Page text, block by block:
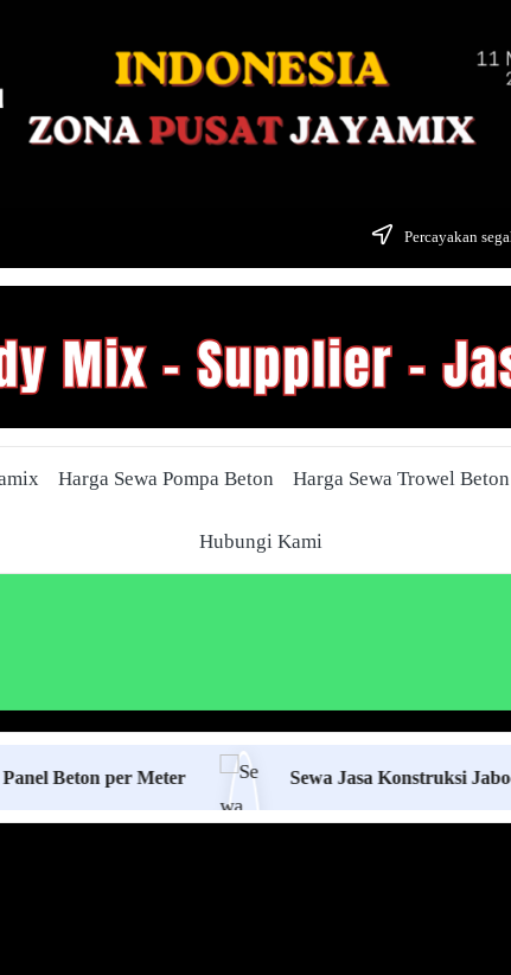
Percayakan
Harga Sewa Pompa Beton Harga Sewa Trowel Beton
Hubungi Kami
per Meter Sewa Jasa Konstruksi Jabodetabek